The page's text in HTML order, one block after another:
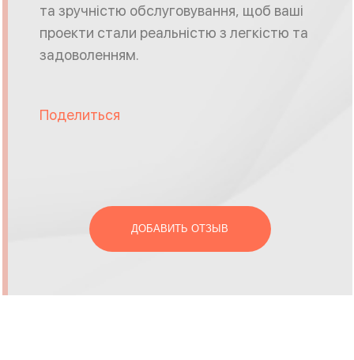
та зручністю обслуговування, щоб ваші
проекти стали реальністю з легкістю та
задоволенням.
Поделиться
ДОБАВИТЬ ОТЗЫВ